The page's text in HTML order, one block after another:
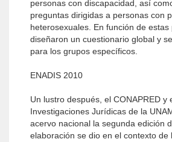
personas con discapacidad, así
preguntas dirigidas a personas con
heterosexuales. En función de estas
diseñaron un cuestionario global y
para los grupos específicos.
ENADIS 2010
Un lustro después, el CONAPRED y
Investigaciones Jurídicas de la
acervo nacional la segunda edición
elaboración se dio en el contexto de